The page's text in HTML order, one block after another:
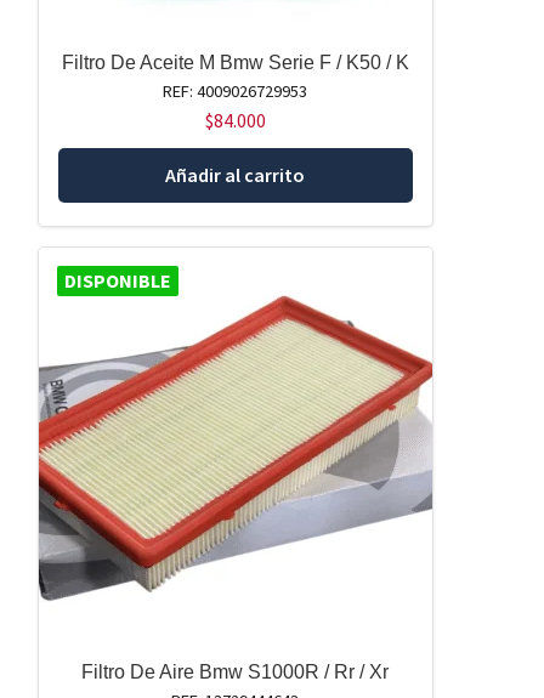
Filtro De Aceite M Bmw Serie F / K50 / K
REF: 4009026729953
$84.000
Añadir al carrito
DISPONIBLE
Filtro De Aire Bmw S1000R / Rr / Xr